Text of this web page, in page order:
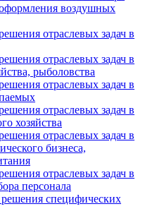
воздушных
отраслевых задач в
отраслевых задач в
рыболовства
отраслевых задач в
отраслевых задач в
хозяйства
отраслевых задач в
бизнеса,
отраслевых задач в
персонала
специфических